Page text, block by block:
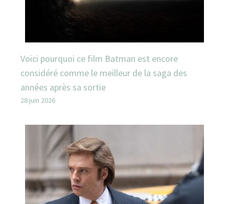
Voici pourquoi ce film Batman est encore
considéré comme le meilleur de la saga des
années après sa sortie
28 juin 2026